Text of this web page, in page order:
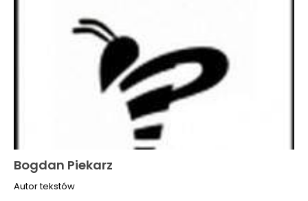
Bogdan Piekarz
Autor tekstów